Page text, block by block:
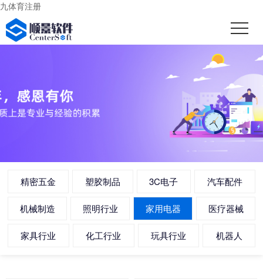
九体育注册
精密五金 塑胶制品 3C电子 汽车配件
机械制造 照明行业 家用电器 医疗器械
家具行业 化工行业 玩具行业 机器人